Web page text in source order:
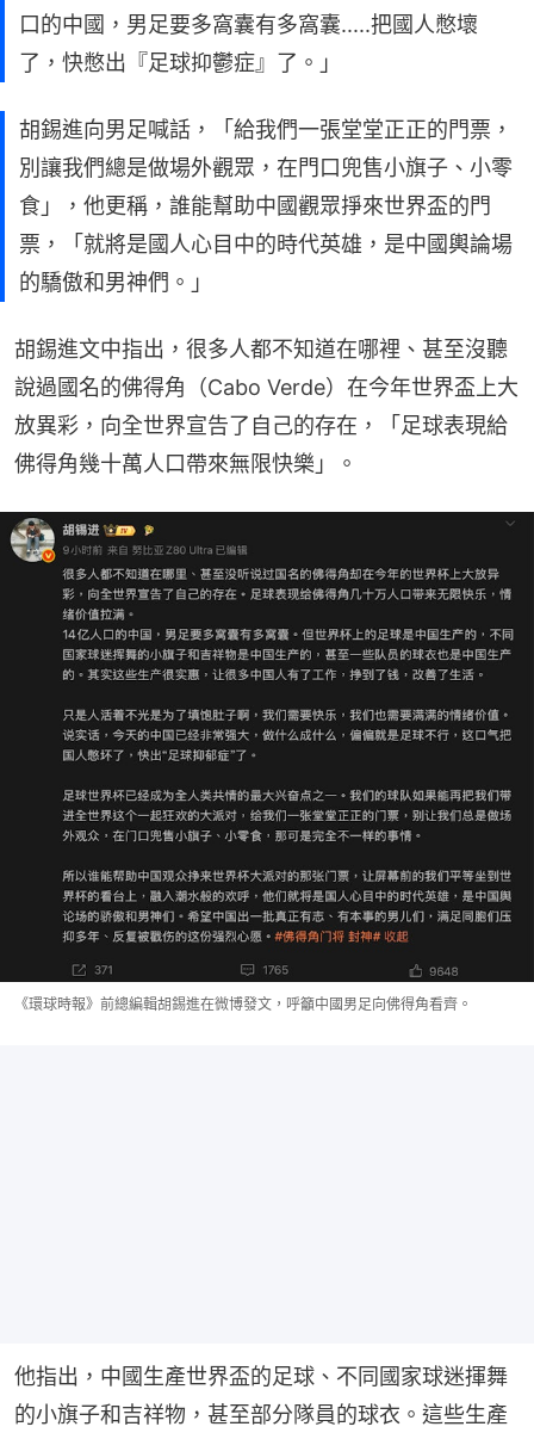
口的中國，男足要多窩囊有多窩囊.....把國人憋壞
了，快憋出『足球抑鬱症』了。」
胡錫進向男足喊話，「給我們一張堂堂正正的門票，
別讓我們總是做場外觀眾，在門口兜售小旗子、小零
食」，他更稱，誰能幫助中國觀眾掙來世界盃的門
票，「就將是國人心目中的時代英雄，是中國輿論場
的驕傲和男神們。」
胡錫進文中指出，很多人都不知道在哪裡、甚至沒聽
說過國名的佛得角（Cabo Verde）在今年世界盃上大
放異彩，向全世界宣告了自己的存在，「足球表現給
佛得角幾十萬人口帶來無限快樂」。
《環球時報》前總編輯胡錫進在微博發文，呼籲中國男足向佛得角看齊。
他指出，中國生產世界盃的足球、不同國家球迷揮舞
的小旗子和吉祥物，甚至部分隊員的球衣。這些生產